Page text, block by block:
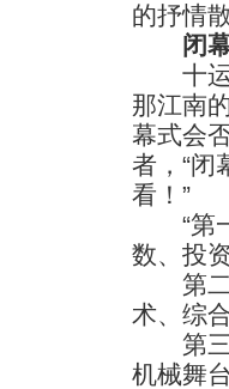
的抒情
闭幕
十运
那江南
幕式会
者，“闭
看！”
“第一
数、投
第二
术、综
第三
机械舞